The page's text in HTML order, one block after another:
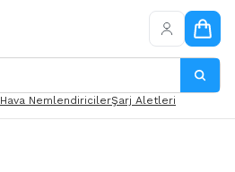
Hava NemlendiricilerŞarj Aletleri